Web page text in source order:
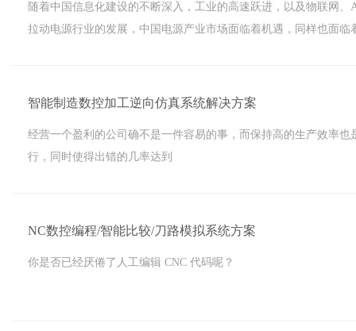
随着中国信息化建设的不断深入，工业的高速跃进，以及物联网
拉动电源行业的发展，中国电源产业市场面临着机遇，同样也面临
智能制造数控加工逆向仿真系统解决方案
经营一个盈利的公司确不是一件容易的事，而保持高的生产效率
行，同时使得出错的几率达到
NC数控编程/智能比较/刀路模拟系统方案
你是否已经厌倦了人工编辑 CNC 代码呢？